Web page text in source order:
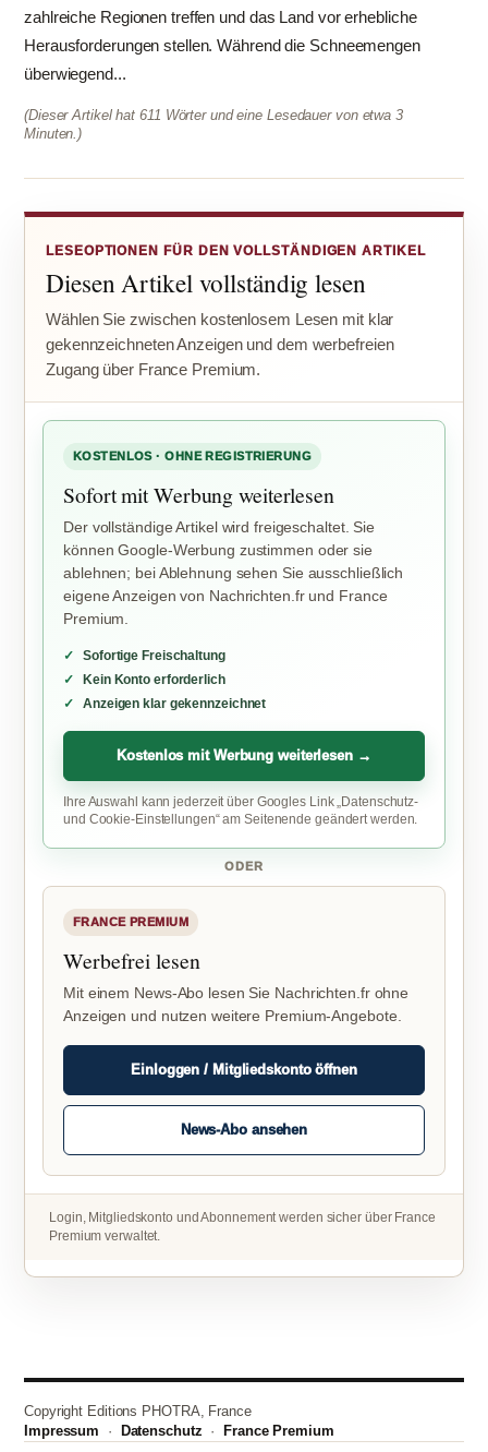
zahlreiche Regionen treffen und das Land vor erhebliche
Herausforderungen stellen. Während die Schneemengen
überwiegend...
(Dieser Artikel hat 611 Wörter und eine Lesedauer von etwa 3
Minuten.)
LESEOPTIONEN FÜR DEN VOLLSTÄNDIGEN ARTIKEL
Diesen Artikel vollständig lesen
Wählen Sie zwischen kostenlosem Lesen mit klar
gekennzeichneten Anzeigen und dem werbefreien
Zugang über France Premium.
KOSTENLOS · OHNE REGISTRIERUNG
Sofort mit Werbung weiterlesen
Der vollständige Artikel wird freigeschaltet. Sie
können Google-Werbung zustimmen oder sie
ablehnen; bei Ablehnung sehen Sie ausschließlich
eigene Anzeigen von Nachrichten.fr und France
Premium.
Sofortige Freischaltung
Kein Konto erforderlich
Anzeigen klar gekennzeichnet
Kostenlos mit Werbung weiterlesen →
Ihre Auswahl kann jederzeit über Googles Link „Datenschutz-
und Cookie-Einstellungen“ am Seitenende geändert werden.
ODER
FRANCE PREMIUM
Werbefrei lesen
Mit einem News-Abo lesen Sie Nachrichten.fr ohne
Anzeigen und nutzen weitere Premium-Angebote.
Einloggen / Mitgliedskonto öffnen
News-Abo ansehen
Login, Mitgliedskonto und Abonnement werden sicher über France
Premium verwaltet.
Copyright Editions PHOTRA, France
Impressum · Datenschutz ·France Premium